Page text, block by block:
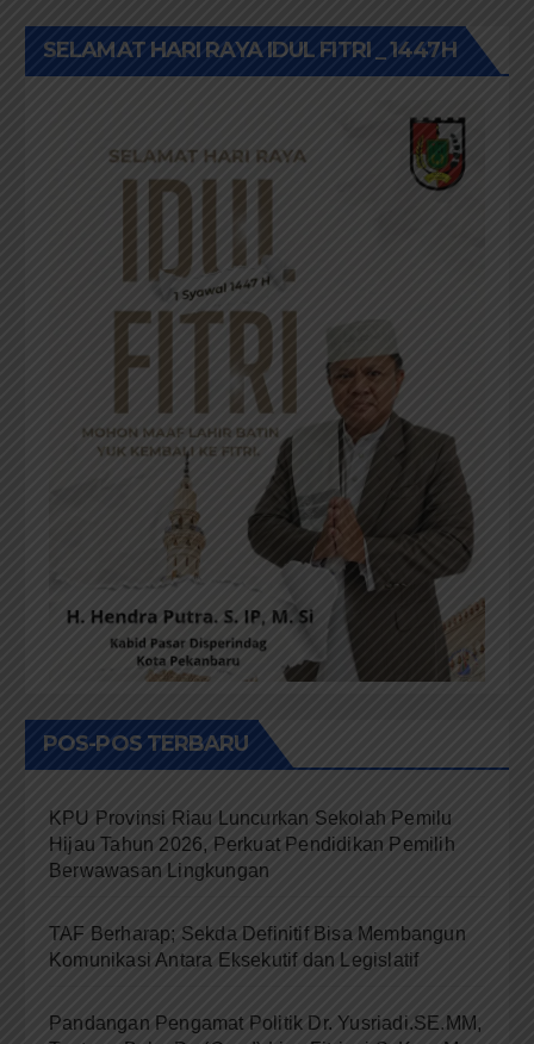
SELAMAT HARI RAYA IDUL FITRI _ 1447H
POS-POS TERBARU
KPU Provinsi Riau Luncurkan Sekolah Pemilu
Hijau Tahun 2026, Perkuat Pendidikan Pemilih
Berwawasan Lingkungan
TAF Berharap; Sekda Definitif Bisa Membangun
Komunikasi Antara Eksekutif dan Legislatif
Pandangan Pengamat Politik Dr. Yusriadi.SE.MM,